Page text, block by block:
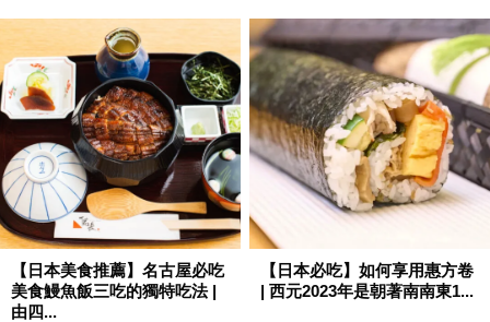
【日本美食推薦】名古屋必吃
美食鰻魚飯三吃的獨特吃法 |
由四...
【日本必吃】如何享用惠方卷
| 西元2023年是朝著南南東1...